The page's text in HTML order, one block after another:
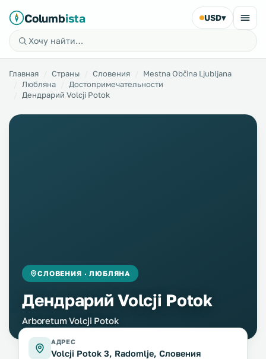
Columbista USD▾
Главная Страны Словения
Mestna Občina Ljubljana
Любляна
Достопримечательности
Дендрарий Volcji Potok
СЛОВЕНИЯ · ЛЮБЛЯНА
Дендрарий Volcji Potok
Arboretum Volcji Potok
АДРЕС
Volcji Potok 3, Radomlje, Словения